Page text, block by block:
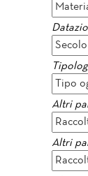
Altri
Altri